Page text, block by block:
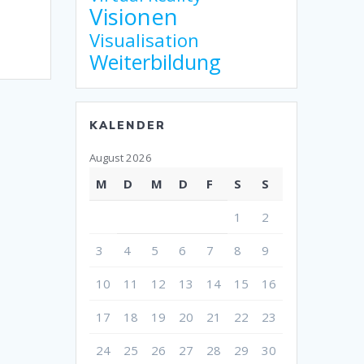
Visionen
Visualisation
Weiterbildung
KALENDER
August 2026
M D M D F S S
1 2
3 4 5 6 7 8 9
10 11 12 13 14 15 16
17 18 19 20 21 22 23
24 25 26 27 28 29 30